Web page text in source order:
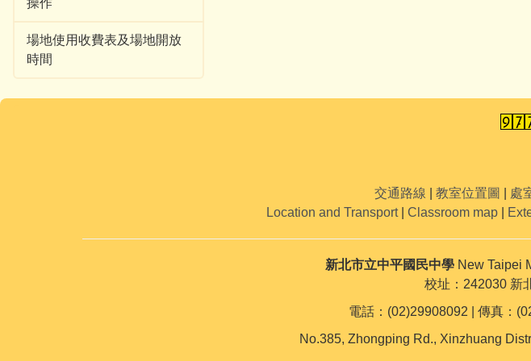
場地使用收費表及場地開放
時間
交通路線
教室位置圖 處
Location and Transport| Classroom map|
新北市立中平國民中學 New Taipei
校址：242030 新
電話：(02)29908092 | 傳真：
No.385, Zhongping Rd., Xinzhuang